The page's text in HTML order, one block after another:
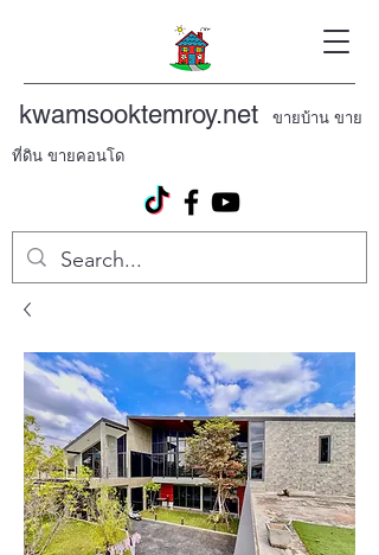
kwamsooktemroy.net ขายบ้าน ขาย
ที่ดิน ขายคอนโด